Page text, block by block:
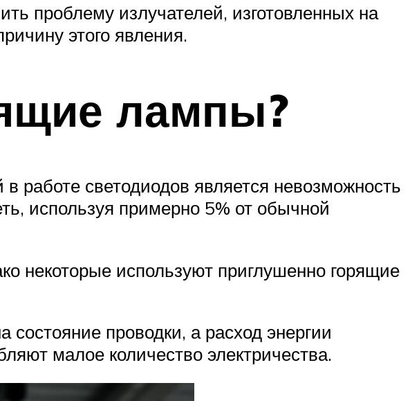
проблему излучателей, изготовленных на
этого явления.
лампы?
работе светодиодов является невозможность
используя примерно 5% от обычной
некоторые используют приглушенно горящие
проводки, а расход энергии
малое количество электричества.